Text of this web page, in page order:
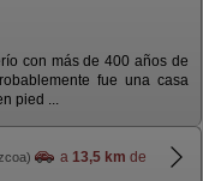
con más de 400 años de
fue una casa
pied ...
a 13,5 km de